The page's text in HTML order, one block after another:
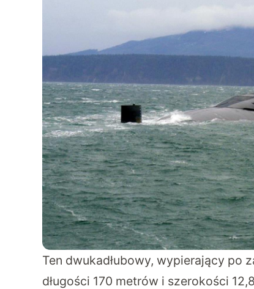
Ten dwukadłubowy, wypierający po
długości 170 metrów i szerokości